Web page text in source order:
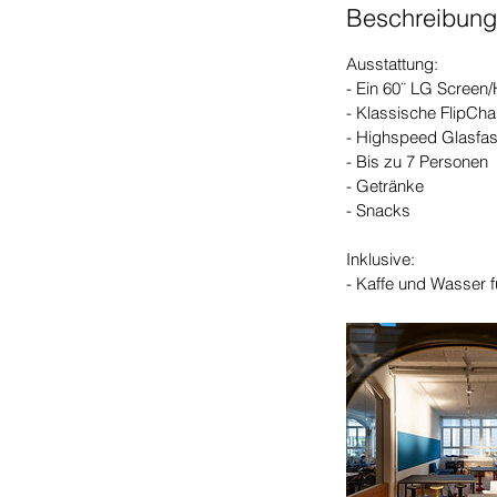
3
i
n
Beschreibung
Ausstattung:
- Ein 60¨ LG
- Klassische
- Highspeed
- Bis zu 7 Personen
- Getränke
- Snacks
Inklusive:
- Kaffe und Wasser